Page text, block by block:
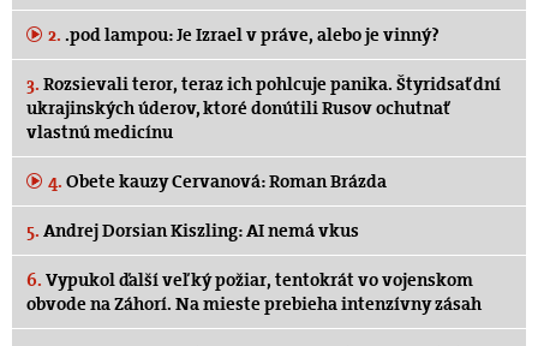
2. .pod lampou: Je Izrael v práve, alebo je vinný?
3. Rozsievali teror, teraz ich pohlcuje panika. Štyridsať dní
ukrajinských úderov, ktoré donútili Rusov ochutnať
vlastnú medicínu
4. Obete kauzy Cervanová: Roman Brázda
5. Andrej Dorsian Kiszling: AI nemá vkus
6. Vypukol ďalší veľký požiar, tentokrát vo vojenskom
obvode na Záhorí. Na mieste prebieha intenzívny zásah